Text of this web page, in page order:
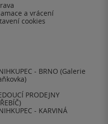
a vrácení
cookies
- BRNO (Galerie
PRODEJNY
- KARVINÁ